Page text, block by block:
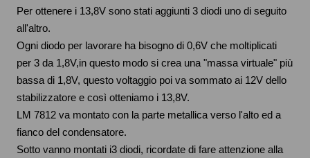
Per ottenere i 13,8V sono stati aggiunti 3 diodi uno di seguito
all'altro.
Ogni diodo per lavorare ha bisogno di 0,6V che moltiplicati
per 3 da 1,8V,in questo modo si crea una "massa virtuale" più
bassa di 1,8V, questo voltaggio poi va sommato ai 12V dello
stabilizzatore e così otteniamo i 13,8V.
LM 7812 va montato con la parte metallica verso l'alto ed a
fianco del condensatore.
Sotto vanno montati i3 diodi, ricordate di fare attenzione alla